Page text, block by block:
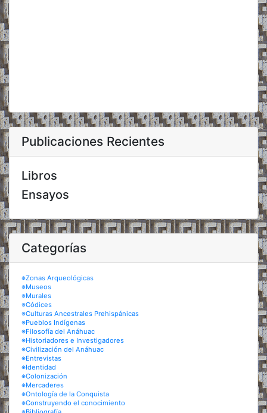
Publicaciones Recientes
Libros
Ensayos
Categorías
※Zonas Arqueológicas
※Museos
※Murales
※Códices
※Culturas Ancestrales Prehispánicas
※Pueblos Indígenas
※Filosofía del Anáhuac
※Historiadores e Investigadores
※Civilización del Anáhuac
※Entrevistas
※Identidad
※Colonización
※Mercaderes
※Ontología de la Conquista
※Construyendo el conocimiento